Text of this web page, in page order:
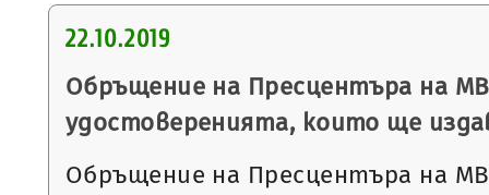
22.10.2019
Обръщение на Пресцентъра на
удостоверенията, които ще
Обръщение на Пресцентъра на